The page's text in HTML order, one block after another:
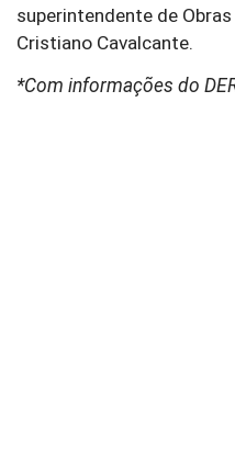
superintendente de
Cristiano Cavalcante.
*Com informações do